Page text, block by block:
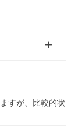
すが、比較的状